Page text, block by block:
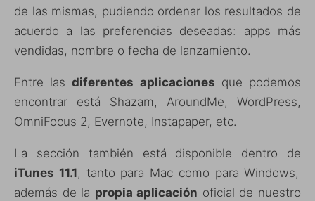
de las mismas, pudiendo ordenar los resultados de
acuerdo a las preferencias deseadas: apps más
vendidas, nombre o fecha de lanzamiento.
Entre lasdiferentes aplicaciones que podemos
encontrar está Shazam, AroundMe, WordPress,
OmniFocus 2, Evernote, Instapaper, etc.
La sección también está disponible dentro de
iTunes 11.1, tanto para Mac como para Windows,
además de la propia aplicación oficial de nuestro